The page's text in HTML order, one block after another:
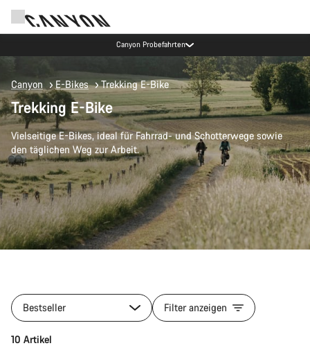
Canyon Probefahrten
Canyon E-Bikes Trekking E-Bike
Trekking E-Bike
Vielseitige E-Bikes, ideal für Fahrrad- und Schotterwege sowie
den täglichen Weg zur Arbeit.
Bestseller Filter anzeigen
10 Artikel